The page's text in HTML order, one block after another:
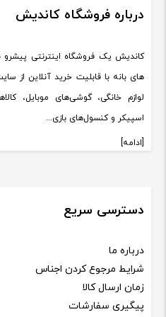
درباره فروشگاه کاندیش
کاندیش یک فروشگاه اینترنتی پیشرو
های بانه با قابلیت خرید آنلاین از
لوازم خانگی، گوشی‌های موبایل،
اسپیکر و کنسول‌های بازی...
[ادامه]
دسترسی سریع
درباره ما
شرایط مرجوع کردن اجناس
زمان ارسال کالا
پیگیری سفارشات